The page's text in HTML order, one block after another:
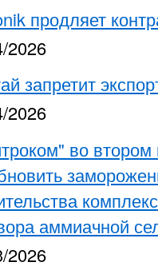
продляет
2026
запретит
2026
во втором
аммиачной
2026